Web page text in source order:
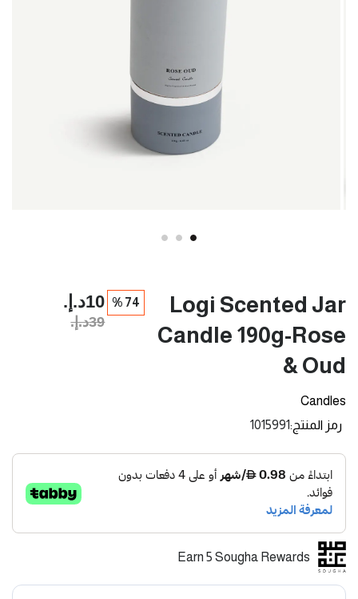
Logi Scented Jar
Candle 190g-Rose
& Oud
Candles
رمز المنتج 1015991
74 % 10د.إ.‏
39د.إ.‏
Earn 5 Sougha Rewards